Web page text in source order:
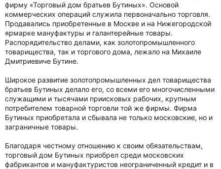
фирму «Торговый дом братьев Бутиных». Основой
коммерческих операций служила первоначально торговля.
Продавались приобретенные в Москве и на Нижегородской
ярмарке мануфактуры и галантерейные товары.
Распорядительство делами, как золотопромышленного
товарищества, так и торгового дома, лежало на Михаиле
Дмитриевиче Бутине.
Широкое развитие золотопромышленных дел товарищества
братьев Бутиных делало его, со всеми его многочисленными
служащими и тысячами приисковых рабочих, крупным
потребителем товарной торговли той же фирмы. Фирма
Бутиных приобретала и сбывала не только московские, но и
заграничные товары.
Благодаря честному отношению к своим обязательствам,
торговый дом Бутиных приобрел среди московских
фабрикантов и мануфактуристов неограниченный кредит и в